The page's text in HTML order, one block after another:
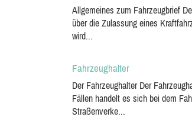
Allgemeines zum Fahrzeugbrief
über die Zulassung eines
wird...
Fahrzeughalter
Der Fahrzeughalter Der
Fällen handelt es sich bei dem
Straßenverke...